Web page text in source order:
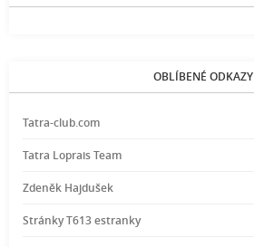
OBLÍBENÉ ODKAZY
Tatra-club.com
Tatra Loprais Team
Zdeněk Hajdušek
Stránky T613 estranky